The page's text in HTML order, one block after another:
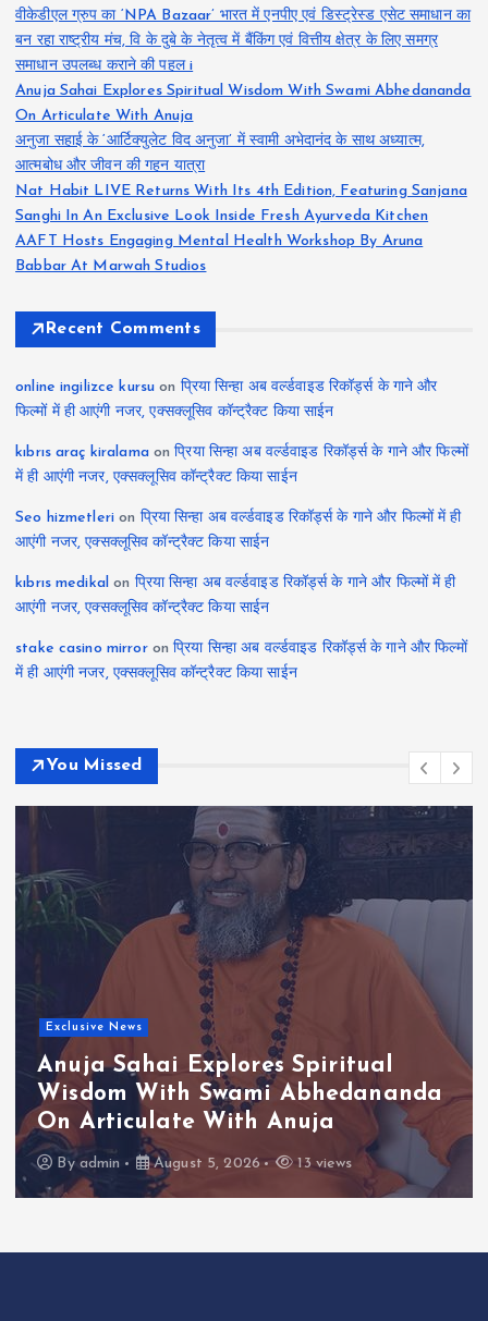
वीकेडीएल ग्रुप का ‘NPA Bazaar’ भारत में एनपीए एवं डिस्ट्रेस्ड एसेट समाधान का
बन रहा राष्ट्रीय मंच, वि के दुबे के नेतृत्व में बैंकिंग एवं वित्तीय क्षेत्र के लिए समग्र
समाधान उपलब्ध कराने की पहल i
Anuja Sahai Explores Spiritual Wisdom With Swami Abhedananda
On Articulate With Anuja
अनुजा सहाई के ‘आर्टिक्युलेट विद अनुजा’ में स्वामी अभेदानंद के साथ अध्यात्म,
आत्मबोध और जीवन की गहन यात्रा
Nat Habit LIVE Returns With Its 4th Edition, Featuring Sanjana
Sanghi In An Exclusive Look Inside Fresh Ayurveda Kitchen
AAFT Hosts Engaging Mental Health Workshop By Aruna
Babbar At Marwah Studios
Recent Comments
online ingilizce kursu on प्रिया सिन्हा अब वर्ल्डवाइड रिकॉर्ड्स के गाने और
फिल्मों में ही आएंगी नजर, एक्सक्लूसिव कॉन्ट्रैक्ट किया साईन
kıbrıs araç kiralamaonप्रिया सिन्हा अब वर्ल्डवाइड रिकॉर्ड्स के गाने और फिल्मों
में ही आएंगी नजर, एक्सक्लूसिव कॉन्ट्रैक्ट किया साईन
Seo hizmetleri on प्रिया सिन्हा अब वर्ल्डवाइड रिकॉर्ड्स के गाने और फिल्मों में ही
आएंगी नजर, एक्सक्लूसिव कॉन्ट्रैक्ट किया साईन
kıbrıs medikal on प्रिया सिन्हा अब वर्ल्डवाइड रिकॉर्ड्स के गाने और फिल्मों में ही
आएंगी नजर, एक्सक्लूसिव कॉन्ट्रैक्ट किया साईन
stake casino mirroronप्रिया सिन्हा अब वर्ल्डवाइड रिकॉर्ड्स के गाने और फिल्मों
में ही आएंगी नजर, एक्सक्लूसिव कॉन्ट्रैक्ट किया साईन
You Missed
Exclusive News
Anuja Sahai Explores Spiritual
Wisdom With Swami Abhedananda
On Articulate With Anuja
By admin August 5, 2026 13 views